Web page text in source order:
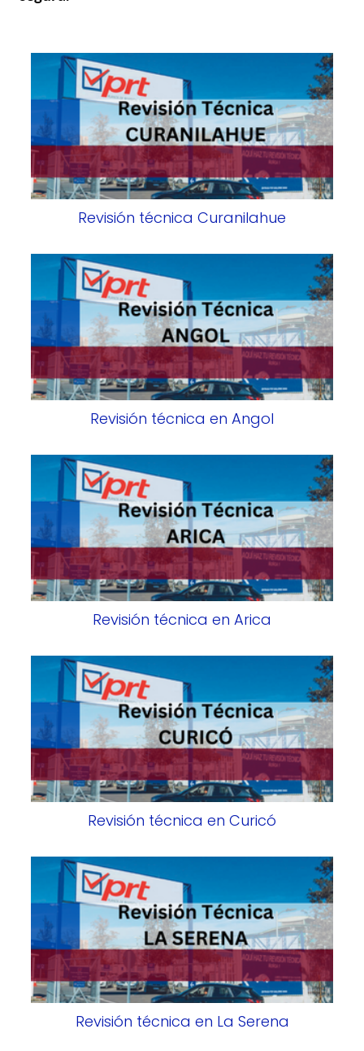
Revisión técnica Curanilahue
Revisión técnica en Angol
Revisión técnica en Arica
Revisión técnica en Curicó
Revisión técnica en La Serena